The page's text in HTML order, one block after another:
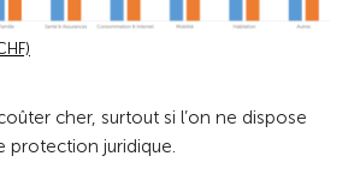
cher, surtout si l’on ne dispose
protection juridique.